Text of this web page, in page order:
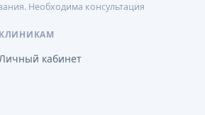
Необходима консультация
КЛИНИКАМ
кабинет